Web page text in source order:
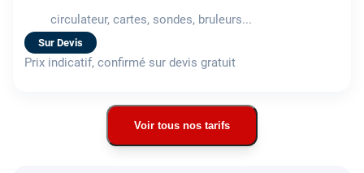
circulateur, cartes, sondes, bruleurs...
Sur Devis
Prix indicatif, confirmé sur devis gratuit
Voir tous nos tarifs